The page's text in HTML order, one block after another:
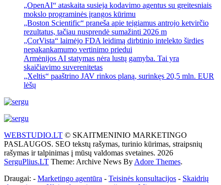
„OpenAI“ ataskaita susieja kodavimo agentus su greitesniais
mokslo programinės įrangos kūrimu
„Boston Scientific“ praneša apie teigiamus antrojo ketvirčio
rezultatus, tačiau nusprendė sumažinti 2026 m
„CorVista“ laimėjo FDA leidimą dirbtinio intelekto širdies
nepakankamumo vertinimo priedui
Armėnijos AI statymas nėra lustų gamyba. Tai yra
skaičiavimo suverenitetas
„Xeltis“ paaštrino JAV rinkos planą, surinkęs 20,5 mln. EUR
lėšų
WEBSTUDIO.LT © SKAITMENINIO MARKETINGO
PASLAUGOS. SEO tekstų rašymas, turinio kūrimas, straipsnių
rašymas ir talpinimas į mūsų valdomas svetaines. 2026
SerguPlius.LT Theme: Archive News By Adore Themes.
Draugai: - Marketingo agentūra - Teisinės konsultacijos - Skaidrių